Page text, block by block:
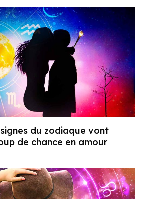
du zodiaque vont
de chance en amour